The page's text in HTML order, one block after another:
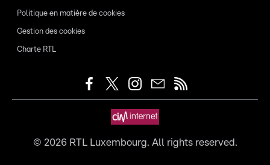
Politique en matière de cookies
Gestion des cookies
Charte RTL
© 2026RTL Luxembourg. All rights reserved.